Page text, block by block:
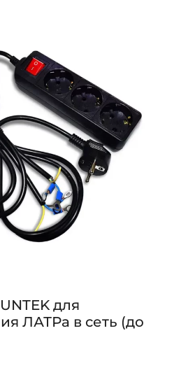
для
ЛАТРа в сеть (до